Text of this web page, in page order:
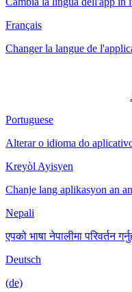
Français
Changer la langue de
Portuguese
Alterar o idioma do
Kreyòl Ayisyen
Chanje lang aplikasyon an
Nepali
एपको भाषा नेपालीमा परिवर्तन
Deutsch
(de)